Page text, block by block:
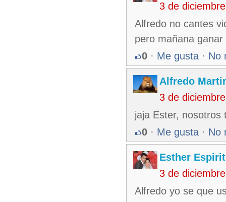
3 de
Alfredo no cantes
pero mañana ganar
0 · Me gusta · No
Alfredo
3 de
jaja Ester, nosotros
0 · Me gusta · No
Esther
3 de
Alfredo yo se que